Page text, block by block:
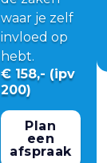
waar je zelf
invloed op
hebt.
€ 158,- (ipv
200)
Plan
een
afspraak